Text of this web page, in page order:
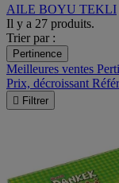
AILE BOYU TEKLI
Il y a 27 produits.
Trier par :
Pertinence
Meilleures ventes
Prix, décroissant
 Filtrer